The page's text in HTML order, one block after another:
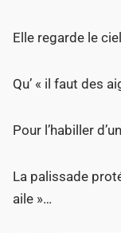
Elle regarde le
Qu’ « il faut des
Pour l’habiller
La palissade
aile »…